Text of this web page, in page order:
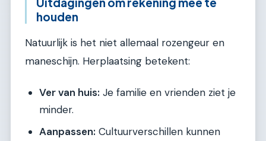
houden
Natuurlijk is het niet allemaal rozengeur en
maneschijn. Herplaatsing betekent:
Ver van huis: Je familie en vrienden ziet je
minder.
Aanpassen: Cultuurverschillen kunnen